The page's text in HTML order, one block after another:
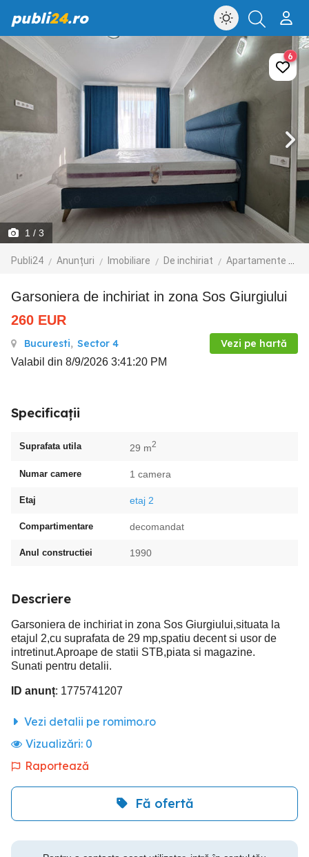
publi24.ro
1 / 3
Publi24 Anunțuri Imobiliare De inchiriat Apartamente de inchiriat
6
Garsoniera de inchiriat in zona Sos Giurgiului
260 EUR
Bucuresti, Sector 4 Vezi pe hartă
Valabil din 8/9/2026 3:41:20 PM
Specificații
Suprafata utila 29 m2
Numar camere 1 camera
Etaj etaj 2
Compartimentare decomandat
Anul constructiei 1990
Descriere
Garsoniera de inchiriat in zona Sos Giurgiului,situata la
etajul 2,cu suprafata de 29 mp,spatiu decent si usor de
intretinut.Aproape de statii STB,piata si magazine.
Sunati pentru detalii.
ID anunț: 1775741207
Vezi detalii pe romimo.ro
Vizualizări: 0
Raportează
Fă ofertă